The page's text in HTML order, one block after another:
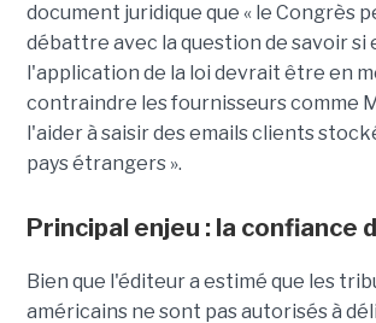
document juridique que « le Congrès
débattre avec la question de savoir si
l'application de la loi devrait être en
contraindre les fournisseurs comme
l'aider à saisir des emails clients
pays étrangers ».
Principal enjeu : la confiance
Bien que l'éditeur a estimé que les
américains ne sont pas autorisés à